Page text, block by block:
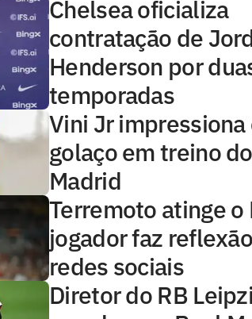
Chelsea oficializa
contratação de
Henderson por
temporadas
Vini Jr impressiona
golaço em treino
Madrid
Terremoto atinge o
jogador faz
redes sociais
Diretor do RB